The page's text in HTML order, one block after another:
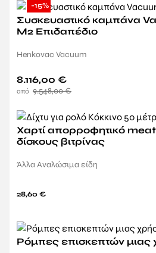
-15%
Συσκευαστικό καμπάνα
M2 Επιδαπέδιο
Henkovac Vacuum
9.548,00€
8.116,00 €
Χαρτί απορροφητικό meat
δίσκους βιτρίνας
Άλλα Αναλώσιμα είδη
28,60 €
Ρόμπες επισκεπτών μιας